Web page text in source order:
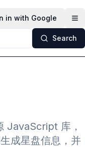
in with Google
Search
JavaScript 库，
成星盘信息，并